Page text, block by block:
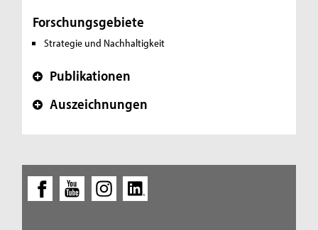
Forschungsgebiete
Strategie und Nachhaltigkeit
+ Publikationen
+ Auszeichnungen